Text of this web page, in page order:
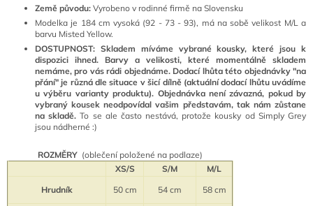
Země původu: Vyrobeno v rodinné firmě na Slovensku
Modelka je 184 cm vysoká (92 - 73 - 93), má na sobě velikost M/L a
barvu Misted Yellow.
DOSTUPNOST: Skladem míváme vybrané kousky, které jsou k
dispozici ihned. Barvy a velikosti, které momentálně skladem
nemáme, pro vás rádi objednáme. Dodací lhůta této objednávky "na
přání" je různá dle situace v šicí dílně (aktuální dodací lhůtu uvádíme
u výběru varianty produktu). Objednávka není závazná, pokud by
vybraný kousek neodpovídal vašim představám, tak nám zůstane
na skladě.To se ale často nestává, protože kousky od Simply Grey
jsou nádherné :)
ROZMĚRY (oblečení položené na podlaze)
XS/S
S/M
M/L
Hrudník
50 cm 54 cm 58 cm